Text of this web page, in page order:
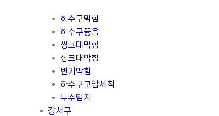
하수구막힘
하수구뚫음
씽크대막힘
싱크대막힘
변기막힘
하수구고압세척
누수탐지
강서구